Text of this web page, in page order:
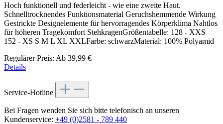
Hoch funktionell und federleicht - wie eine zweite Haut.
Schnelltrocknendes Funktionsmaterial Geruchshemmende Wirkung
Gestrickte Designelemente für hervorragendes Körperklima Nahtlos
für höheren Tragekomfort StehkragenGrößentabelle: 128 - XXS
152 - XS S M L XL XXLFarbe: schwarzMaterial: 100% Polyamid
Regulärer Preis: Ab 39,99 €
Details
Service-Hotline
Bei Fragen wenden Sie sich bitte telefonisch an unseren
Kundenservice: +49 (0)2581 - 789 440